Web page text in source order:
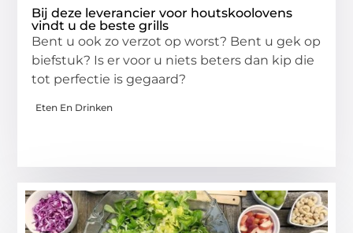
Bij deze leverancier voor houtskoolovens
vindt u de beste grills
Bent u ook zo verzot op worst? Bent u gek op
biefstuk? Is er voor u niets beters dan kip die
tot perfectie is gegaard?
Eten En Drinken